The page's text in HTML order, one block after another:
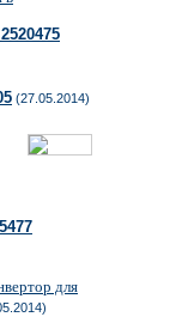
(27.05.2014)
для